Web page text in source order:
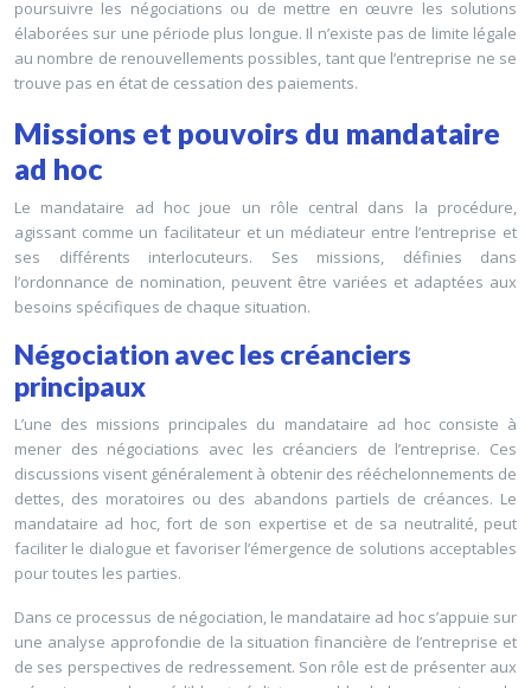
poursuivre les négociations ou de mettre en œuvre les solutions
élaborées sur une période plus longue. Il n’existe pas de limite légale
au nombre de renouvellements possibles, tant que l’entreprise ne se
trouve pas en état de cessation des paiements.
Missions et pouvoirs du mandataire
ad hoc
Le mandataire ad hoc joue un rôle central dans la procédure,
agissant comme un facilitateur et un médiateur entre l’entreprise et
ses différents interlocuteurs. Ses missions, définies dans
l’ordonnance de nomination, peuvent être variées et adaptées aux
besoins spécifiques de chaque situation.
Négociation avec les créanciers
principaux
L’une des missions principales du mandataire ad hoc consiste à
mener des négociations avec les créanciers de l’entreprise. Ces
discussions visent généralement à obtenir des rééchelonnements de
dettes, des moratoires ou des abandons partiels de créances. Le
mandataire ad hoc, fort de son expertise et de sa neutralité, peut
faciliter le dialogue et favoriser l’émergence de solutions acceptables
pour toutes les parties.
Dans ce processus de négociation, le mandataire ad hoc s’appuie sur
une analyse approfondie de la situation financière de l’entreprise et
de ses perspectives de redressement. Son rôle est de présenter aux